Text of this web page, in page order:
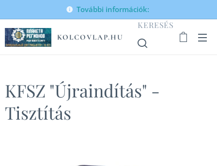
További információk:
KOLCOVLAP.HU
KERESÉS
KFSZ "Újraindítás" -
Tisztítás